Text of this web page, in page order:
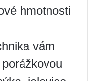
hmotnosti
vám